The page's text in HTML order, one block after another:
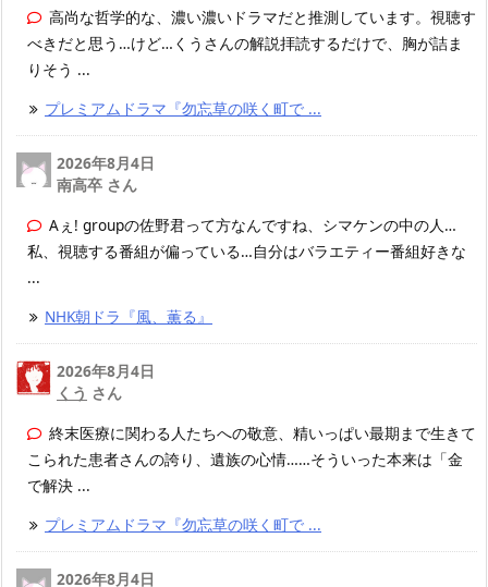
高尚な哲学的な、濃い濃いドラマだと推測しています。視聴す
べきだと思う…けど…くうさんの解説拝読するだけで、胸が詰ま
りそう ...
プレミアムドラマ『勿忘草の咲く町で ...
2026年8月4日
南高卒 さん
Aぇ! groupの佐野君って方なんですね、シマケンの中の人…
私、視聴する番組が偏っている…自分はバラエティー番組好きな
...
NHK朝ドラ『風、薫る』
2026年8月4日
くう さん
終末医療に関わる人たちへの敬意、精いっぱい最期まで生きて
こられた患者さんの誇り、遺族の心情……そういった本来は「金
で解決 ...
プレミアムドラマ『勿忘草の咲く町で ...
2026年8月4日